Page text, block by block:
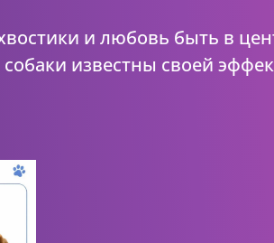
и любовь быть в
известны своей